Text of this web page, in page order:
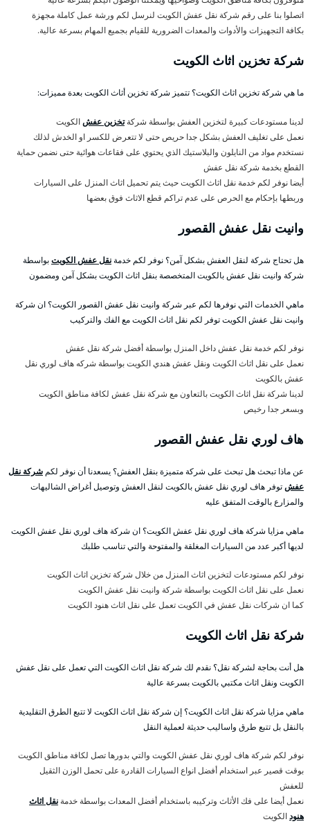
اتصلوا بنا على رقم شركة نقل عفش الكويت لنرسل لكم ورشة عمل كاملة مجهزة
بكافة التجهيزات والأدوات والمعدات الضرورية للقيام بجميع المهام بسرعة عالية.
شركة تخزين اثاث الكويت
ما هي شركة تخزين اثاث الكويت؟ تتميز شركة تخزين أثاث الكويت بعدة مميزات:
لدينا مستودعات كبيرة لتخزين العفش بواسطة شركةتخزين عفشالكويت
نعمل على تغليف العفش بشكل جدا حريص حتى لا تتعرض للكسر او الخدش لذلك
نستخدم مواد من النايلون والبلاستيك الذي يحتوي على فقاعات هوائية حتى نضمن حماية
القطع بخدمة شركة نقل عفش
أيضا نوفر لكم خدمة نقل اثاث الكويت حيث يتم تحميل اثاث المنزل على السيارات
وربطها بإحكام مع الحرص على عدم تراكم قطع الاثاث فوق بعضها
وانيت نقل عفش القصور
هل تحتاج شركة لنقل العفش بشكل آمن؟ نوفر لكم خدمةنقل عفش الكويتبواسطة
شركة وانيت نقل عفش بالكويت المتخصصة بنقل اثاث الكويت بشكل آمن ومضمون
ماهي الخدمات التي نوفرها لكم عبر شركة وانيت نقل عفش القصور الكويت؟ ان شركة
وانيت نقل عفش الكويت توفر لكم نقل اثاث الكويت مع الفك والتركيب
نوفر لكم خدمة نقل عفش داخل المنزل بواسطة أفضل شركة نقل عفش
نعمل على نقل اثاث الكويت ونقل عفش هندي الكويت بواسطة شركه هاف لوري نقل
عفش بالكويت
لدينا شركة نقل اثاث الكويت بالتعاون مع شركة نقل عفش لكافة مناطق الكويت
وبسعر جدا رخيص
هاف لوري نقل عفش القصور
عن ماذا تبحث هل تبحث على شركة متميزة بنقل العفش؟ يسعدنا أن نوفر لكم شركة نقل
عفشتوفر هاف لوري نقل عفش بالكويت لنقل العفش وتوصيل أغراض الشاليهات
والمزارع بالوقت المتفق عليه
ماهي مزايا شركة هاف لوري نقل عفش الكويت؟ ان شركة هاف لوري نقل عفش الكويت
لديها أكبر عدد من السيارات المغلقة والمفتوحة والتي تناسب طلبك
نوفر لكم مستودعات لتخزين اثاث المنزل من خلال شركة تخزين اثاث الكويت
نعمل على نقل اثاث الكويت بواسطة شركة وانيت نقل عفش الكويت
كما ان شركات نقل عفش في الكويت تعمل على نقل اثاث هنود الكويت
شركة نقل اثاث الكويت
هل أنت بحاجة لشركة نقل؟ نقدم لك شركة نقل اثاث الكويت التي تعمل على نقل عفش
الكويت ونقل اثاث مكتبي بالكويت بسرعة عالية
ماهي مزايا شركة نقل اثاث الكويت؟ إن شركة نقل اثاث الكويت لا تتبع الطرق التقليدية
بالنقل بل تتبع طرق واساليب حديثة لعملية النقل
نوفر لكم شركة هاف لوري نقل عفش الكويت والتي بدورها تصل لكافة مناطق الكويت
بوقت قصير عبر استخدام أفضل انواع السيارات القادرة على تحمل الوزن الثقيل
للعفش
نعمل أيضا على فك الأثاث وتركيبه باستخدام أفضل المعدات بواسطة خدمة نقل اثاث
هنودالكويت